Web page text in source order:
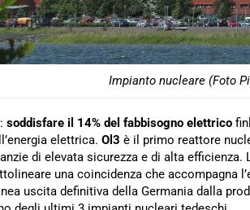
Impianto nucleare (Foto
soddisfare il 14% del fabbisogno elettrico
elettrica. Ol3 è il primo reattore
di elevata sicurezza e di alta
una coincidenza che accompagna
uscita definitiva della Germania dalla